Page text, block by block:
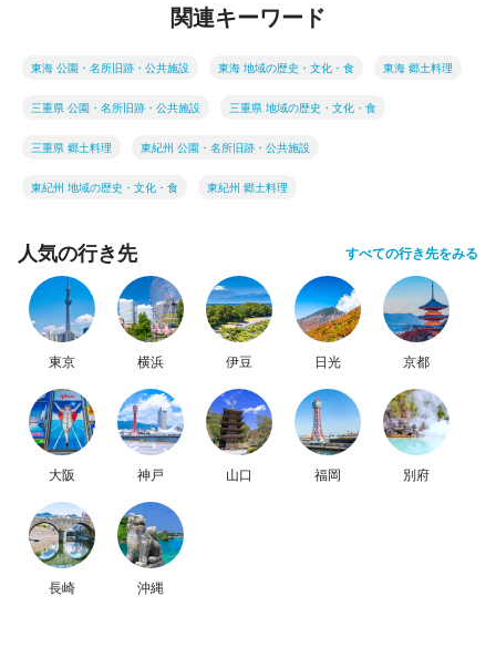
関連キーワード
東海 公園・名所旧跡・公共施設 東海 地域の歴史・文化・食 東海 郷土料理
三重県 公園・名所旧跡・公共施設 三重県 地域の歴史・文化・食
三重県 郷土料理 東紀州 公園・名所旧跡・公共施設
東紀州 地域の歴史・文化・食 東紀州 郷土料理
人気の行き先 すべての行き先をみる
東京 横浜 伊豆 日光 京都
大阪 神戸 山口 福岡 別府
長崎 沖縄